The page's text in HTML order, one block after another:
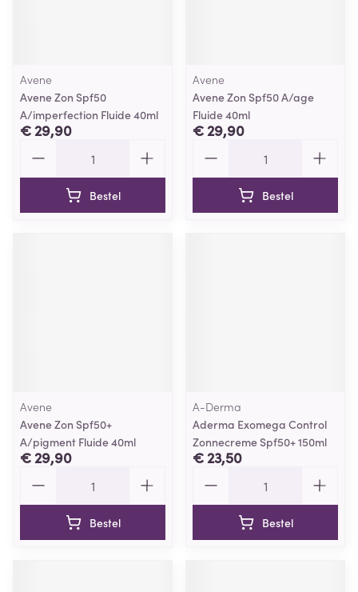
Avene
Avene Zon Spf50
A/imperfection Fluide 40ml
€ 29,90
Bestel
Avene
Avene Zon Spf50 A/age
Fluide 40ml
€ 29,90
Bestel
Avene
Avene Zon Spf50+
A/pigment Fluide 40ml
€ 29,90
Bestel
A-Derma
Aderma Exomega Control
Zonnecreme Spf50+ 150ml
€ 23,50
Bestel